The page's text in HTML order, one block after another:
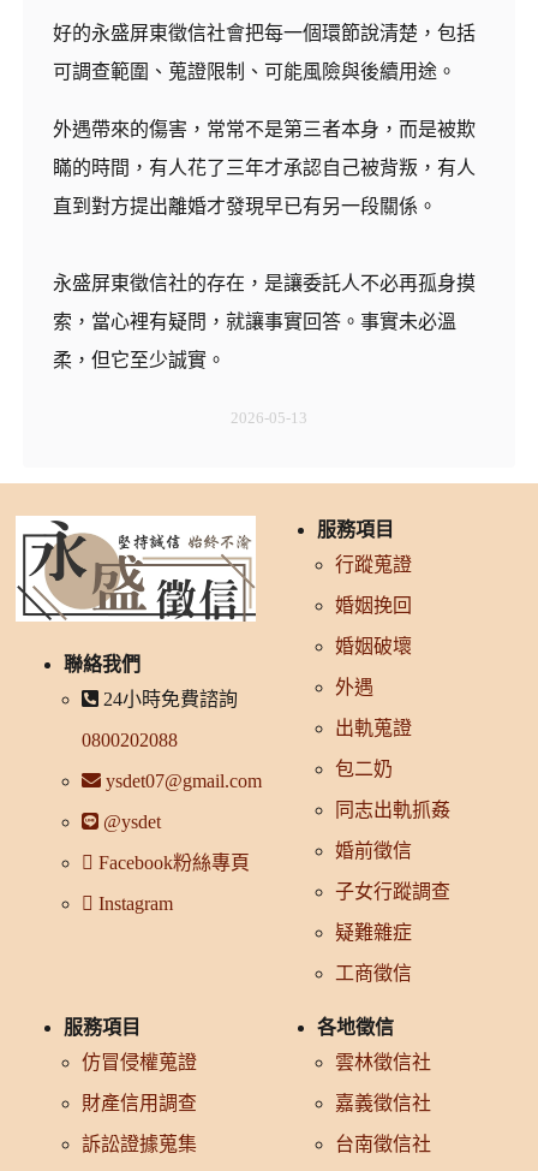
好的永盛屏東徵信社會把每一個環節說清楚，包括
可調查範圍、蒐證限制、可能風險與後續用途。
外遇帶來的傷害，常常不是第三者本身，而是被欺
瞞的時間，有人花了三年才承認自己被背叛，有人
直到對方提出離婚才發現早已有另一段關係。
永盛屏東徵信社的存在，是讓委託人不必再孤身摸
索，當心裡有疑問，就讓事實回答。事實未必溫
柔，但它至少誠實。
2026-05-13
聯絡我們
24小時免費諮詢
0800202088
ysdet07@gmail.com
@ysdet
Facebook粉絲專頁
Instagram
服務項目
行蹤蒐證
婚姻挽回
婚姻破壞
外遇
出軌蒐證
包二奶
同志出軌抓姦
婚前徵信
子女行蹤調查
疑難雜症
工商徵信
服務項目
仿冒侵權蒐證
財產信用調查
訴訟證據蒐集
各地徵信
雲林徵信社
嘉義徵信社
台南徵信社